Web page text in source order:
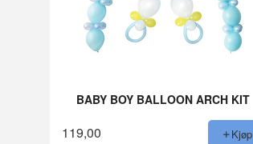
BABY BOY BALLOON ARCH KIT
119,00 Kjøp